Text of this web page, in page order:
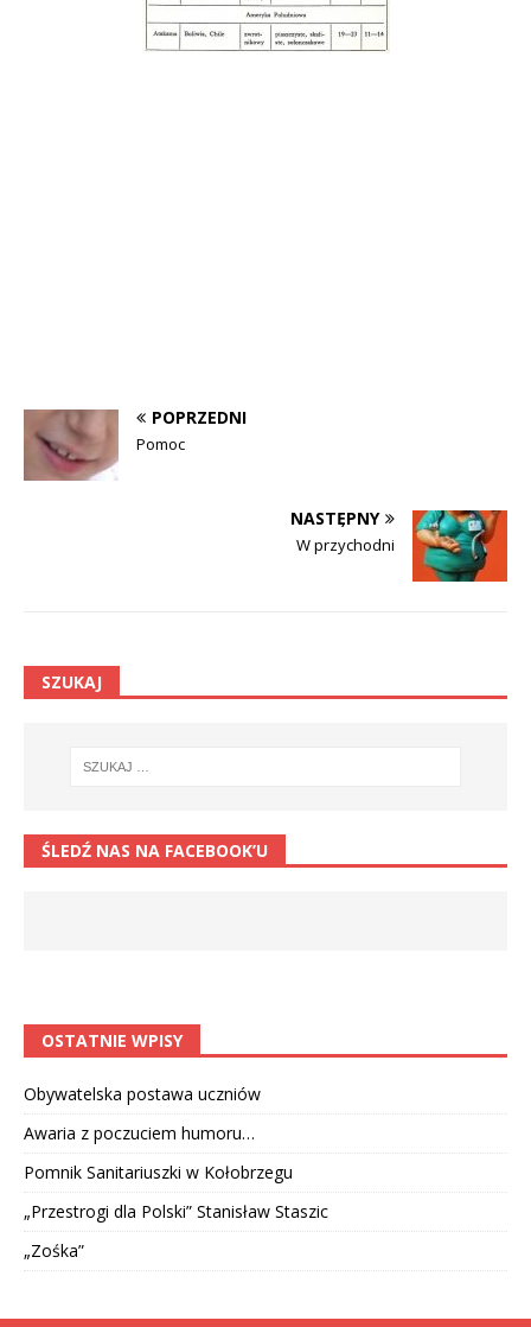
POPRZEDNI
Pomoc
NASTĘPNY
W przychodni
SZUKAJ
ŚLEDŹ NAS NA FACEBOOK’U
OSTATNIE WPISY
Obywatelska postawa uczniów
Awaria z poczuciem humoru…
Pomnik Sanitariuszki w Kołobrzegu
„Przestrogi dla Polski” Stanisław Staszic
„Zośka”